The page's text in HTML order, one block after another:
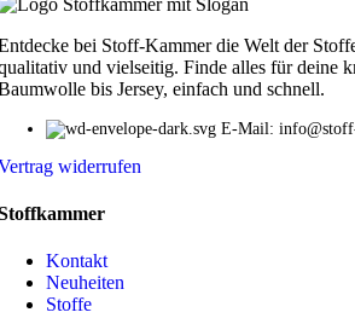
bei Stoff-Kammer die Welt der
und vielseitig. Finde alles für deine
bis Jersey, einfach und schnell.
E-Mail:
widerrufen
Kontakt
Neuheiten
Stoffe